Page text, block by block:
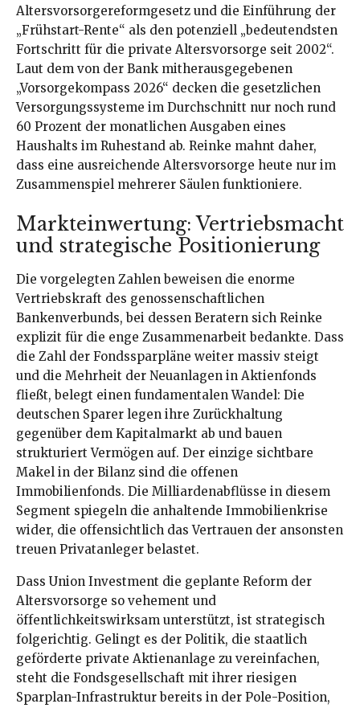
Altersvorsorgereformgesetz und die Einführung der
„Frühstart-Rente“ als den potenziell „bedeutendsten
Fortschritt für die private Altersvorsorge seit 2002“.
Laut dem von der Bank mitherausgegebenen
„Vorsorgekompass 2026“ decken die gesetzlichen
Versorgungssysteme im Durchschnitt nur noch rund
60 Prozent der monatlichen Ausgaben eines
Haushalts im Ruhestand ab. Reinke mahnt daher,
dass eine ausreichende Altersvorsorge heute nur im
Zusammenspiel mehrerer Säulen funktioniere.
Markteinwertung: Vertriebsmacht
und strategische Positionierung
Die vorgelegten Zahlen beweisen die enorme
Vertriebskraft des genossenschaftlichen
Bankenverbunds, bei dessen Beratern sich Reinke
explizit für die enge Zusammenarbeit bedankte. Dass
die Zahl der Fondssparpläne weiter massiv steigt
und die Mehrheit der Neuanlagen in Aktienfonds
fließt, belegt einen fundamentalen Wandel: Die
deutschen Sparer legen ihre Zurückhaltung
gegenüber dem Kapitalmarkt ab und bauen
strukturiert Vermögen auf. Der einzige sichtbare
Makel in der Bilanz sind die offenen
Immobilienfonds. Die Milliardenabflüsse in diesem
Segment spiegeln die anhaltende Immobilienkrise
wider, die offensichtlich das Vertrauen der ansonsten
treuen Privatanleger belastet.
Dass Union Investment die geplante Reform der
Altersvorsorge so vehement und
öffentlichkeitswirksam unterstützt, ist strategisch
folgerichtig. Gelingt es der Politik, die staatlich
geförderte private Aktienanlage zu vereinfachen,
steht die Fondsgesellschaft mit ihrer riesigen
Sparplan-Infrastruktur bereits in der Pole-Position,